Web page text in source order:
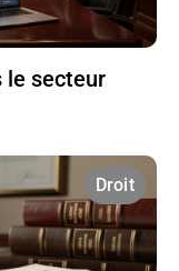
le secteur
Droit